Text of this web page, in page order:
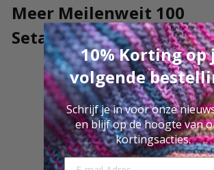
Meer Meilenweit 100
Seta Asia
10% Korting op
volgende
Schrijf je in voor onze
en blijf op de hoogte van
kortingsacties.
E-mail Adresse